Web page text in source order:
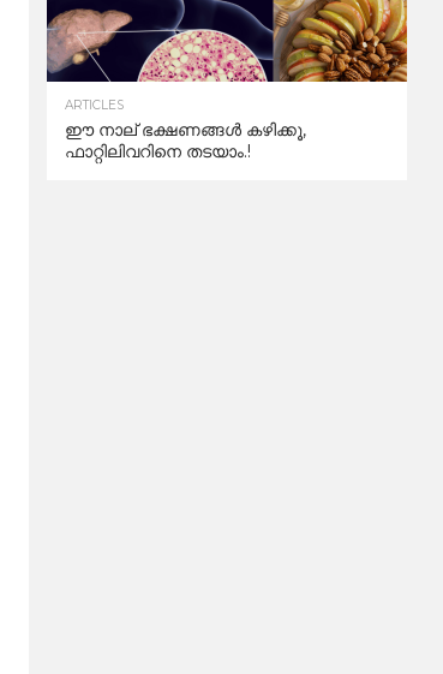
ARTICLES
ഈ നാല് ഭക്ഷണങ്ങൾ കഴിക്കൂ,
ഫാറ്റിലിവറിനെ തടയാം.!